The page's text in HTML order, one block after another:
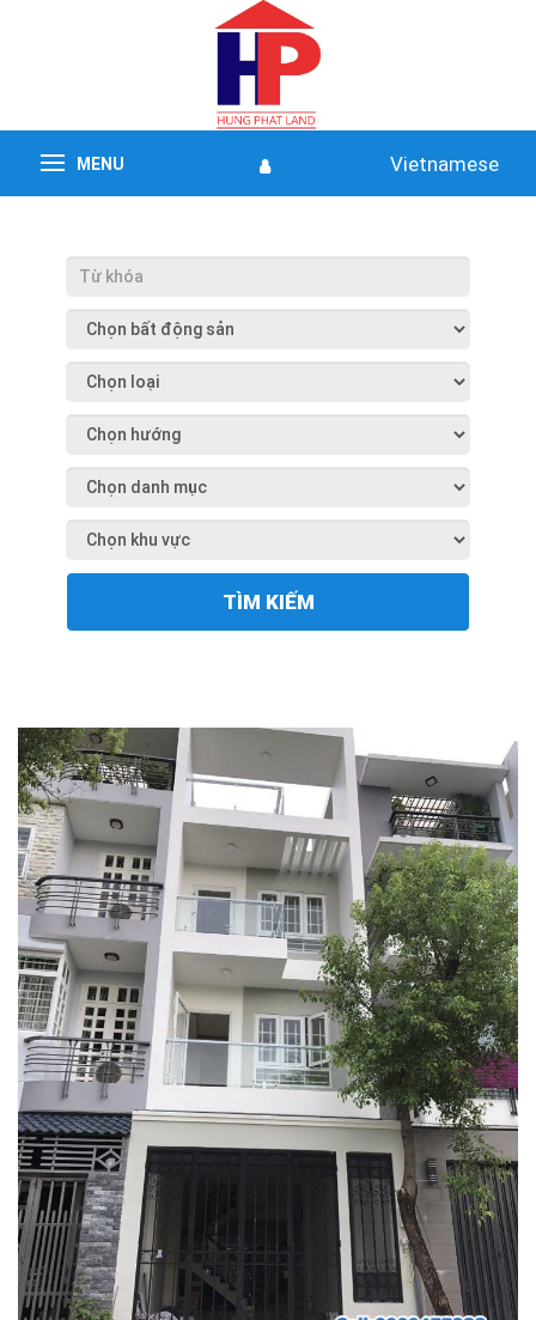
MENU Vietnamese
TÌM KIẾM